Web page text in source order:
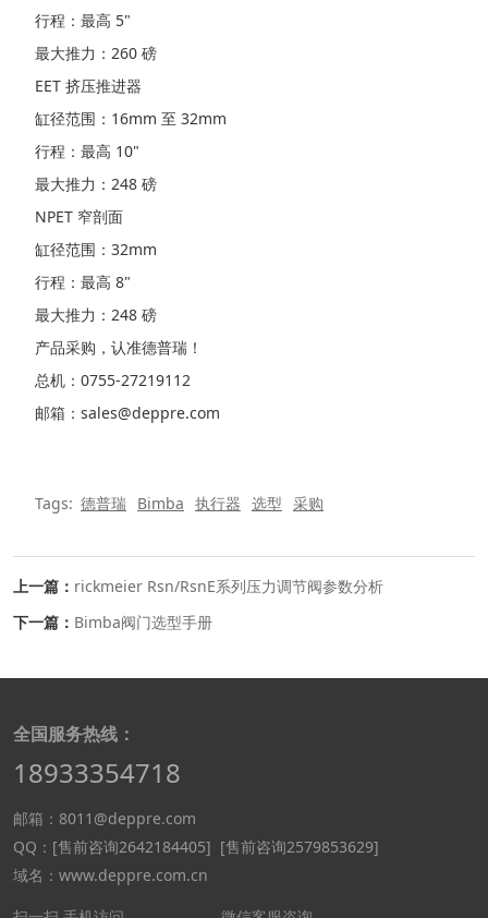
行程：最高 5"
最大推力：260 磅
EET 挤压推进器
缸径范围：16mm 至 32mm
行程：最高 10"
最大推力：248 磅
NPET 窄剖面
缸径范围：32mm
行程：最高 8"
最大推力：248 磅
产品采购，认准德普瑞！
总机：0755-27219112
邮箱：sales@deppre.com
Tags: 德普瑞 Bimba 执行器 选型 采购
上一篇： rickmeier Rsn/RsnE系列压力调节阀参数分析
下一篇： Bimba阀门选型手册
全国服务热线：
18933354718
邮箱：8011@deppre.com
QQ： [售前咨询2642184405] [售前咨询2579853629]
域名：www.deppre.com.cn